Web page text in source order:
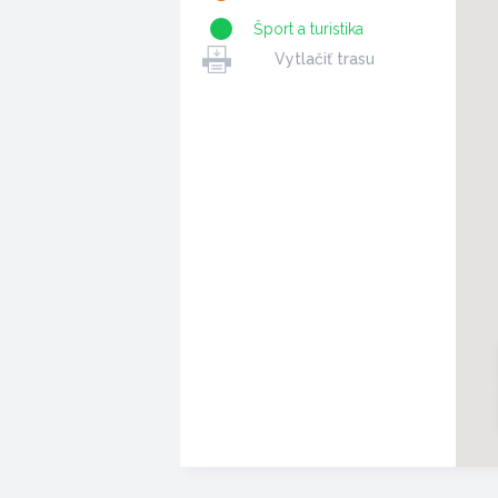
Šport a turistika
Vytlačiť trasu